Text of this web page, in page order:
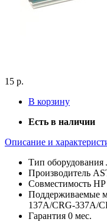
15 р.
В корзину
Есть в наличии
Описание и
Тип оборудования
Производитель
Совместимость HP
Поддерживаемые
137A/CRG-337A/
Гарантия 0 мес.